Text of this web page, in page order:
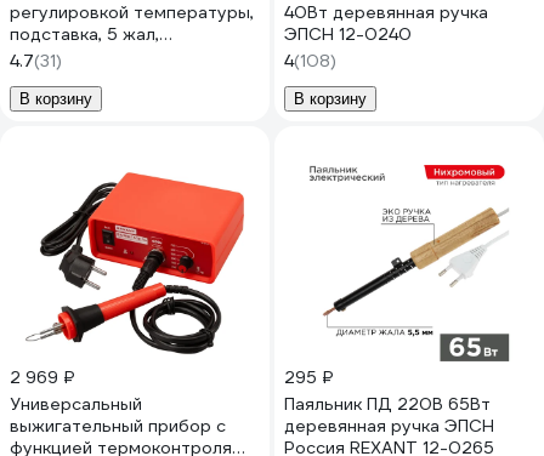
регулировкой температуры,
подставка, 5 жал,
керамический 65 вт, 220-
480c 12-0614
4.7(31)
В корзину
40Вт деревянная ручка
ЭПСН 12-0240
4(108)
В корзину
2 969 ₽
Универсальный
выжигательный прибор с
функцией термоконтроля
295 ₽
Паяльник ПД 220В 65Вт
деревянная ручка ЭПСН
Россия REXANT 12-0265